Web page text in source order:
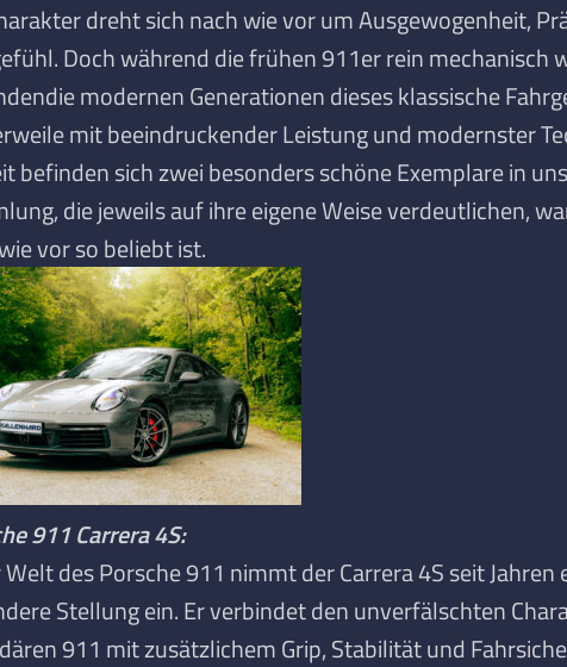
dreht sich nach wie vor um Ausgewogenheit,
Doch während die frühen 911er rein mechanisch
die modernen Generationen dieses klassische
mit beeindruckender Leistung und modernster
befinden sich zwei besonders schöne Exemplare in
die jeweils auf ihre eigene Weise verdeutlichen,
vor so beliebt ist.
911 Carrera 4S:
Welt des Porsche 911 nimmt der Carrera 4S seit Jahren
Stellung ein. Er verbindet den unverfälschten
911 mit zusätzlichem Grip, Stabilität und